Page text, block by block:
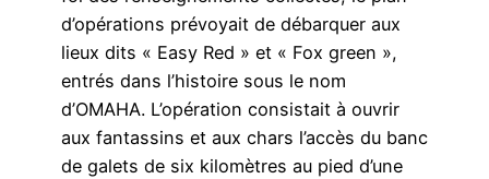
d’opérations prévoyait de débarquer aux
lieux dits « Easy Red » et « Fox green »,
entrés dans l’histoire sous le nom
d’OMAHA. L’opération consistait à ouvrir
aux fantassins et aux chars l’accès du banc
de galets de six kilomètres au pied d’une